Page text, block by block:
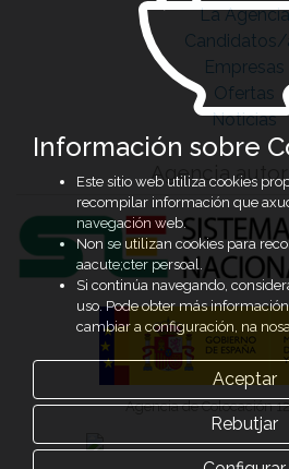
La Agencia
Candidatos/
Empresas
Ofertas
Noticias
Agencia
Agencia de Colocación
Información sobre
Este sitio web utiliza cookies
recompilar información que
navegación web.
Non se utilizan cookies para
aacute;cter persoal.
Si continúa navegando,
uso. Pode obter más
cambiar a configuración, na
Aceptar
Rebutjar